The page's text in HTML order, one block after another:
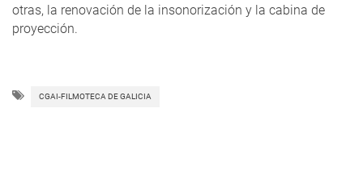
otras, la renovación de la insonorización y la cabina de
proyección.
CGAI-FILMOTECA DE GALICIA